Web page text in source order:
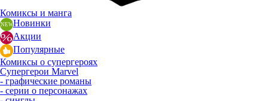
Комиксы и манга
Новинки
Акции
Популярные
Комиксы о супергероях
Супергерои Marvel
- графические романы
- серии о персонажах